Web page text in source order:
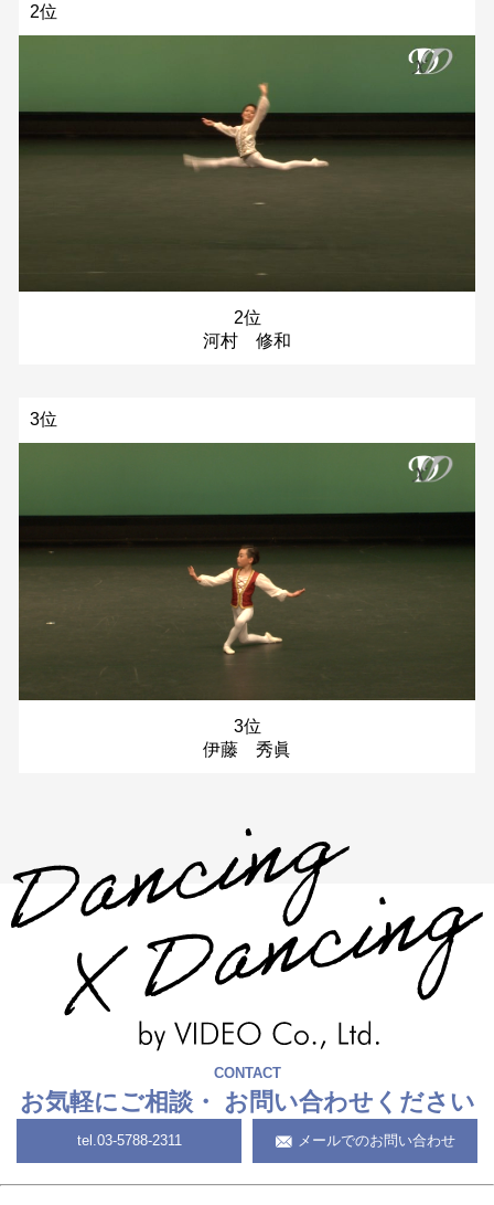
2位
2位
河村 修和
3位
3位
伊藤 秀眞
CONTACT
お気軽にご相談・ お問い合わせください
tel. 03-5788-2311 メールでのお問い合わせ